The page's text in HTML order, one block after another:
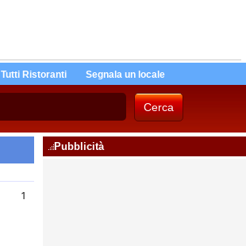
Tutti Ristoranti Segnala un locale
1
Pubblicità